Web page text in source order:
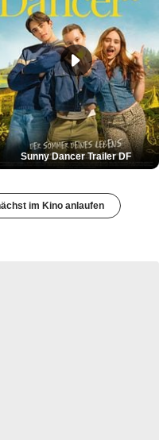
Sunny Dancer Trailer DF
im Kino anlaufen